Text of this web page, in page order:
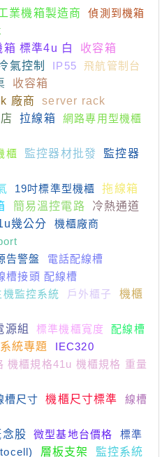
業機箱製造商
偵測到機箱
箱 標準4u 白
收容箱
氣控制 IP55
飛航管制台
收容箱
廠商
server rack
拉線箱
網路專用型機櫃
櫃 監控器材批發
監控器
19吋標準型機櫃
拖線箱
簡易溫控電路
冷熱通道
幾公分
機櫃廠商
告警盤
電話配線槽
槽接頭 配線槽
機監控系統 戶外櫃子
機櫃
源組 標準機櫃寬度
配線槽
統專題
IEC320
機櫃規格41u 機櫃規格 重量
槽尺寸 機櫃尺寸標準
線槽
股 微型基地台價格
標準
層板支架
監控系統